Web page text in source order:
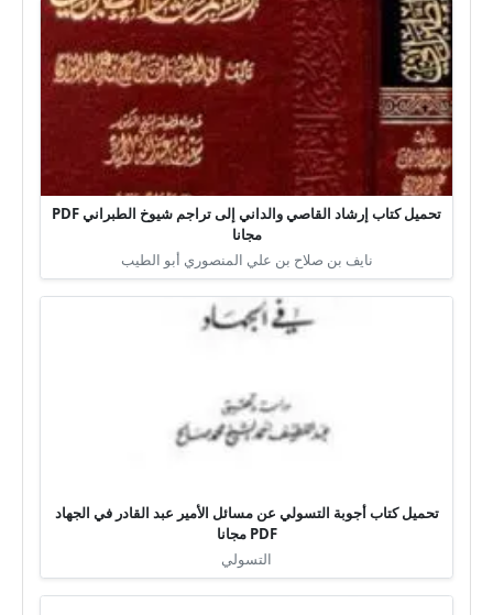
تحميل كتاب إرشاد القاصي والداني إلى تراجم شيوخ الطبراني PDF
مجانا
نايف بن صلاح بن علي المنصوري أبو الطيب
تحميل كتاب أجوبة التسولي عن مسائل الأمير عبد القادر في الجهاد
PDF مجانا
التسولي